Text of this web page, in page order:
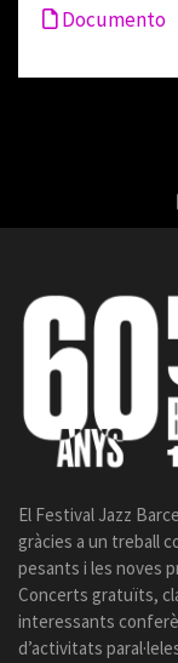
Documento
El Festival Jazz
gràcies a un treball
pesants i les noves
Concerts gratuïts,
interessants
d’activitats